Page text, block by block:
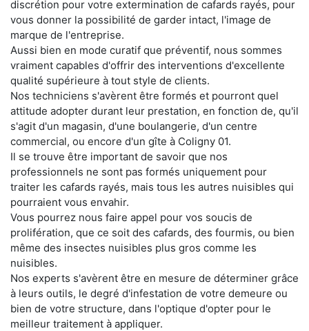
discrétion pour votre extermination de cafards rayés, pour
vous donner la possibilité de garder intact, l'image de
marque de l'entreprise.
Aussi bien en mode curatif que préventif, nous sommes
vraiment capables d'offrir des interventions d'excellente
qualité supérieure à tout style de clients.
Nos techniciens s'avèrent être formés et pourront quel
attitude adopter durant leur prestation, en fonction de, qu'il
s'agit d'un magasin, d'une boulangerie, d'un centre
commercial, ou encore d'un gîte à Coligny 01.
Il se trouve être important de savoir que nos
professionnels ne sont pas formés uniquement pour
traiter les cafards rayés, mais tous les autres nuisibles qui
pourraient vous envahir.
Vous pourrez nous faire appel pour vos soucis de
prolifération, que ce soit des cafards, des fourmis, ou bien
même des insectes nuisibles plus gros comme les
nuisibles.
Nos experts s'avèrent être en mesure de déterminer grâce
à leurs outils, le degré d'infestation de votre demeure ou
bien de votre structure, dans l'optique d'opter pour le
meilleur traitement à appliquer.